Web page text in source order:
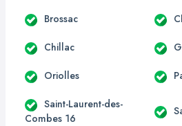
Brossac
Chillac
Oriolles
Saint-Laurent-des-
Combes 16